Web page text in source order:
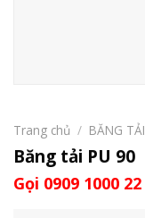
Trang chủ / BĂNG TẢI
Băng tải PU 90
Gọi 0909 1000 22